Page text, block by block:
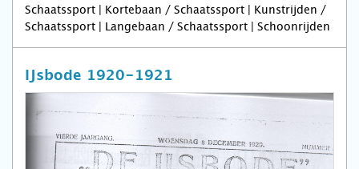
Schaatssport | Kortebaan / Schaatssport | Kunstrijden /
Schaatssport | Langebaan / Schaatssport | Schoonrijden
IJsbode 1920-1921